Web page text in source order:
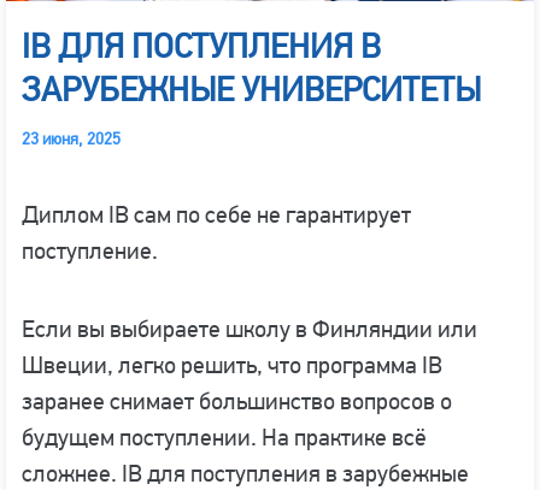
IB ДЛЯ ПОСТУПЛЕНИЯ В
ЗАРУБЕЖНЫЕ УНИВЕРСИТЕТЫ
23 июня, 2025
Диплом IB сам по себе не гарантирует
поступление.
Если вы выбираете школу в Финляндии или
Швеции, легко решить, что программа IB
заранее снимает большинство вопросов о
будущем поступлении. На практике всё
сложнее. IB для поступления в зарубежные